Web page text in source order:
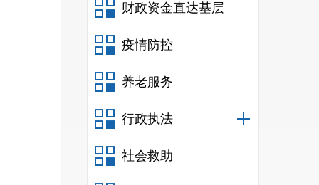
财政资金直达基层
疫情防控
养老服务
行政执法
社会救助